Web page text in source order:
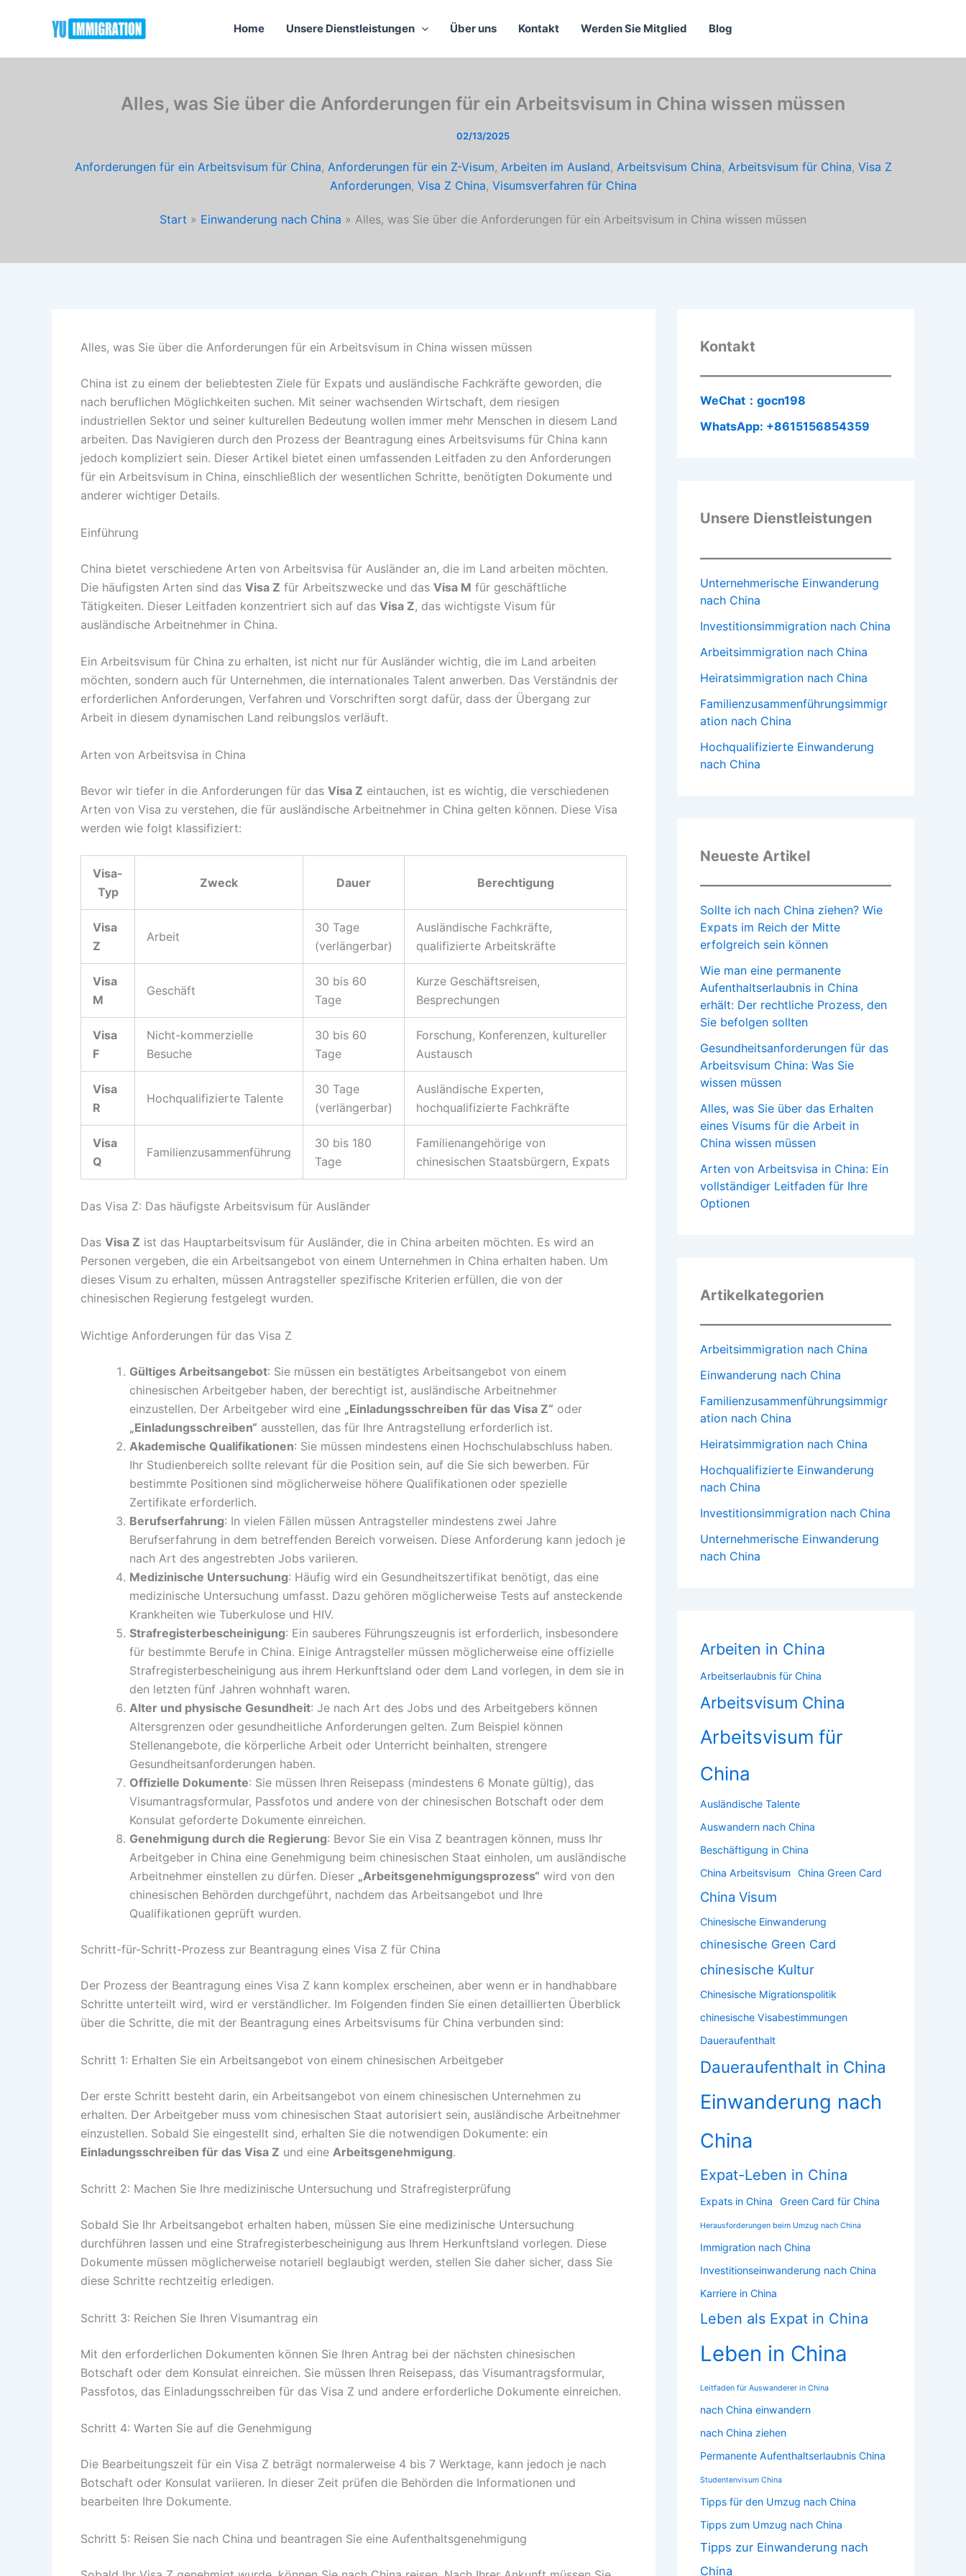
Home Unsere Dienstleistungen Über uns Kontakt Werden Sie Mitglied Blog
Alles, was Sie über die Anforderungen für ein Arbeitsvisum in China wissen müssen
02/13/2025
Anforderungen für ein Arbeitsvisum für China, Anforderungen für ein Z-Visum, Arbeiten im Ausland, Arbeitsvisum China, Arbeitsvisum für China, Visa Z
Anforderungen, Visa Z China, Visumsverfahren für China
Start Einwanderung nach China Alles, was Sie über die Anforderungen für ein Arbeitsvisum in China wissen müssen
Alles, was Sie über die Anforderungen für ein Arbeitsvisum in China wissen müssen
China ist zu einem der beliebtesten Ziele für Expats und ausländische Fachkräfte geworden, die
nach beruflichen Möglichkeiten suchen. Mit seiner wachsenden Wirtschaft, dem riesigen
industriellen Sektor und seiner kulturellen Bedeutung wollen immer mehr Menschen in diesem Land
arbeiten. Das Navigieren durch den Prozess der Beantragung eines Arbeitsvisums für China kann
jedoch kompliziert sein. Dieser Artikel bietet einen umfassenden Leitfaden zu den Anforderungen
für ein Arbeitsvisum in China, einschließlich der wesentlichen Schritte, benötigten Dokumente und
anderer wichtiger Details.
Einführung
China bietet verschiedene Arten von Arbeitsvisa für Ausländer an, die im Land arbeiten möchten.
Die häufigsten Arten sind das Visa Z für Arbeitszwecke und das Visa M für geschäftliche
Tätigkeiten. Dieser Leitfaden konzentriert sich auf das Visa Z, das wichtigste Visum für
ausländische Arbeitnehmer in China.
Ein Arbeitsvisum für China zu erhalten, ist nicht nur für Ausländer wichtig, die im Land arbeiten
möchten, sondern auch für Unternehmen, die internationales Talent anwerben. Das Verständnis der
erforderlichen Anforderungen, Verfahren und Vorschriften sorgt dafür, dass der Übergang zur
Arbeit in diesem dynamischen Land reibungslos verläuft.
Arten von Arbeitsvisa in China
Bevor wir tiefer in die Anforderungen für das Visa Z eintauchen, ist es wichtig, die verschiedenen
Arten von Visa zu verstehen, die für ausländische Arbeitnehmer in China gelten können. Diese Visa
werden wie folgt klassifiziert:
Visa-
Typ
Zweck Dauer Berechtigung
Visa
Z
Arbeit
30 Tage
(verlängerbar)
Ausländische Fachkräfte,
qualifizierte Arbeitskräfte
Visa
M
Geschäft
30 bis 60
Tage
Kurze Geschäftsreisen,
Besprechungen
Visa
F
Nicht-kommerzielle
Besuche
30 bis 60
Tage
Forschung, Konferenzen, kultureller
Austausch
Visa
R
Hochqualifizierte Talente
30 Tage
(verlängerbar)
Ausländische Experten,
hochqualifizierte Fachkräfte
Visa
Q
Familienzusammenführung
30 bis 180
Tage
Familienangehörige von
chinesischen Staatsbürgern, Expats
Das Visa Z: Das häufigste Arbeitsvisum für Ausländer
Das Visa Z ist das Hauptarbeitsvisum für Ausländer, die in China arbeiten möchten. Es wird an
Personen vergeben, die ein Arbeitsangebot von einem Unternehmen in China erhalten haben. Um
dieses Visum zu erhalten, müssen Antragsteller spezifische Kriterien erfüllen, die von der
chinesischen Regierung festgelegt wurden.
Wichtige Anforderungen für das Visa Z
Gültiges Arbeitsangebot: Sie müssen ein bestätigtes Arbeitsangebot von einem
chinesischen Arbeitgeber haben, der berechtigt ist, ausländische Arbeitnehmer
einzustellen. Der Arbeitgeber wird eine „Einladungsschreiben für das Visa Z“ oder
„Einladungsschreiben“ ausstellen, das für Ihre Antragstellung erforderlich ist.
Akademische Qualifikationen: Sie müssen mindestens einen Hochschulabschluss haben.
Ihr Studienbereich sollte relevant für die Position sein, auf die Sie sich bewerben. Für
bestimmte Positionen sind möglicherweise höhere Qualifikationen oder spezielle
Zertifikate erforderlich.
Berufserfahrung: In vielen Fällen müssen Antragsteller mindestens zwei Jahre
Berufserfahrung in dem betreffenden Bereich vorweisen. Diese Anforderung kann jedoch je
nach Art des angestrebten Jobs variieren.
Medizinische Untersuchung: Häufig wird ein Gesundheitszertifikat benötigt, das eine
medizinische Untersuchung umfasst. Dazu gehören möglicherweise Tests auf ansteckende
Krankheiten wie Tuberkulose und HIV.
Strafregisterbescheinigung: Ein sauberes Führungszeugnis ist erforderlich, insbesondere
für bestimmte Berufe in China. Einige Antragsteller müssen möglicherweise eine offizielle
Strafregisterbescheinigung aus ihrem Herkunftsland oder dem Land vorlegen, in dem sie in
den letzten fünf Jahren wohnhaft waren.
Alter und physische Gesundheit: Je nach Art des Jobs und des Arbeitgebers können
Altersgrenzen oder gesundheitliche Anforderungen gelten. Zum Beispiel können
Stellenangebote, die körperliche Arbeit oder Unterricht beinhalten, strengere
Gesundheitsanforderungen haben.
Offizielle Dokumente: Sie müssen Ihren Reisepass (mindestens 6 Monate gültig), das
Visumantragsformular, Passfotos und andere von der chinesischen Botschaft oder dem
Konsulat geforderte Dokumente einreichen.
Genehmigung durch die Regierung: Bevor Sie ein Visa Z beantragen können, muss Ihr
Arbeitgeber in China eine Genehmigung beim chinesischen Staat einholen, um ausländische
Arbeitnehmer einstellen zu dürfen. Dieser „Arbeitsgenehmigungsprozess“ wird von den
chinesischen Behörden durchgeführt, nachdem das Arbeitsangebot und Ihre
Qualifikationen geprüft wurden.
Schritt-für-Schritt-Prozess zur Beantragung eines Visa Z für China
Der Prozess der Beantragung eines Visa Z kann komplex erscheinen, aber wenn er in handhabbare
Schritte unterteilt wird, wird er verständlicher. Im Folgenden finden Sie einen detaillierten Überblick
über die Schritte, die mit der Beantragung eines Arbeitsvisums für China verbunden sind:
Schritt 1: Erhalten Sie ein Arbeitsangebot von einem chinesischen Arbeitgeber
Der erste Schritt besteht darin, ein Arbeitsangebot von einem chinesischen Unternehmen zu
erhalten. Der Arbeitgeber muss vom chinesischen Staat autorisiert sein, ausländische Arbeitnehmer
einzustellen. Sobald Sie eingestellt sind, erhalten Sie die notwendigen Dokumente: ein
Einladungsschreiben für das Visa Z und eine Arbeitsgenehmigung.
Schritt 2: Machen Sie Ihre medizinische Untersuchung und Strafregisterprüfung
Sobald Sie Ihr Arbeitsangebot erhalten haben, müssen Sie eine medizinische Untersuchung
durchführen lassen und eine Strafregisterbescheinigung aus Ihrem Herkunftsland vorlegen. Diese
Dokumente müssen möglicherweise notariell beglaubigt werden, stellen Sie daher sicher, dass Sie
diese Schritte rechtzeitig erledigen.
Schritt 3: Reichen Sie Ihren Visumantrag ein
Mit den erforderlichen Dokumenten können Sie Ihren Antrag bei der nächsten chinesischen
Botschaft oder dem Konsulat einreichen. Sie müssen Ihren Reisepass, das Visumantragsformular,
Passfotos, das Einladungsschreiben für das Visa Z und andere erforderliche Dokumente einreichen.
Schritt 4: Warten Sie auf die Genehmigung
Die Bearbeitungszeit für ein Visa Z beträgt normalerweise 4 bis 7 Werktage, kann jedoch je nach
Botschaft oder Konsulat variieren. In dieser Zeit prüfen die Behörden die Informationen und
bearbeiten Ihre Dokumente.
Schritt 5: Reisen Sie nach China und beantragen Sie eine Aufenthaltsgenehmigung
Kontakt
WeChat：gocn198
WhatsApp: +8615156854359
Unsere Dienstleistungen
Unternehmerische Einwanderung
nach China
Investitionsimmigration nach China
Arbeitsimmigration nach China
Heiratsimmigration nach China
Familienzusammenführungsimmigr
ation nach China
Hochqualifizierte Einwanderung
nach China
Neueste Artikel
Sollte ich nach China ziehen? Wie
Expats im Reich der Mitte
erfolgreich sein können
Wie man eine permanente
Aufenthaltserlaubnis in China
erhält: Der rechtliche Prozess, den
Sie befolgen sollten
Gesundheitsanforderungen für das
Arbeitsvisum China: Was Sie
wissen müssen
Alles, was Sie über das Erhalten
eines Visums für die Arbeit in
China wissen müssen
Arten von Arbeitsvisa in China: Ein
vollständiger Leitfaden für Ihre
Optionen
Artikelkategorien
Arbeitsimmigration nach China
Einwanderung nach China
Familienzusammenführungsimmigr
ation nach China
Heiratsimmigration nach China
Hochqualifizierte Einwanderung
nach China
Investitionsimmigration nach China
Unternehmerische Einwanderung
nach China
Arbeiten in China
Arbeitserlaubnis für China
Arbeitsvisum China
Arbeitsvisum für
China
Ausländische Talente
Auswandern nach China
Beschäftigung in China
China Arbeitsvisum China Green Card
China Visum
Chinesische Einwanderung
chinesische Green Card
chinesische Kultur
Chinesische Migrationspolitik
chinesische Visabestimmungen
Daueraufenthalt
Daueraufenthalt in China
Einwanderung nach
China
Expat-Leben in China
Expats in China Green Card für China
Herausforderungen beim Umzug nach China
Immigration nach China
Investitionseinwanderung nach China
Karriere in China
Leben als Expat in China
Leben in China
Leitfaden für Auswanderer in China
nach China einwandern
nach China ziehen
Permanente Aufenthaltserlaubnis China
Studentenvisum China
Tipps für den Umzug nach China
Tipps zum Umzug nach China
Tipps zur Einwanderung nach
China